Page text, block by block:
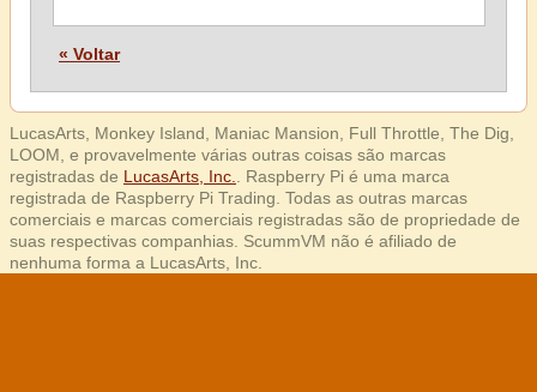
« Voltar
LucasArts, Monkey Island, Maniac Mansion, Full Throttle, The Dig,
LOOM, e provavelmente várias outras coisas são marcas
registradas de LucasArts, Inc.
. Raspberry Pi é uma marca
registrada de Raspberry Pi Trading. Todas as outras marcas
comerciais e marcas comerciais registradas são de propriedade de
suas respectivas companhias. ScummVM não é afiliado de
nenhuma forma a LucasArts, Inc.